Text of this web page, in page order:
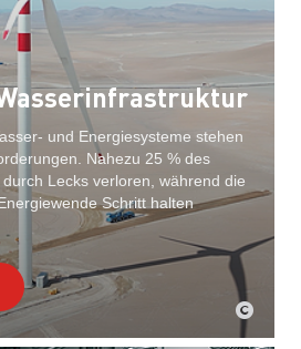
und Energiesysteme stehen
Nahezu 25 % des
Lecks verloren, während die
Schritt halten